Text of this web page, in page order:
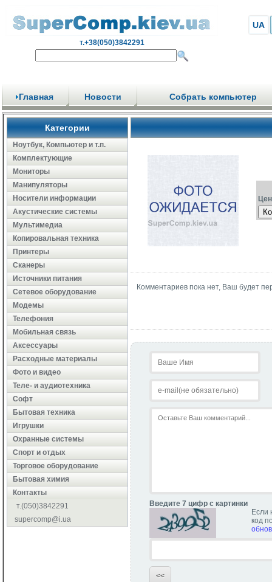
т.+38(050)3842291
UA
Главная Новости Собрать компьютер
Категории
Ноутбук, Компьютер и т.п.
Комплектующие
Мониторы
Манипуляторы
Носители информации
Акустические системы
Мультимедиа
Копировальная техника
Принтеры
Сканеры
Источники питания
Сетевое оборудование
Модемы
Телефония
Мобильная связь
Аксессуары
Расходные материалы
Фото и видео
Теле- и аудиотехника
Софт
Бытовая техника
Игрушки
Охранные системы
Cпорт и отдых
Торговое оборудование
Бытовая химия
Контакты
т.(050)3842291
supercomp@i.ua
Комментариев пока нет, Ваш будет
Введите 7 цифр с картинки
Если
код